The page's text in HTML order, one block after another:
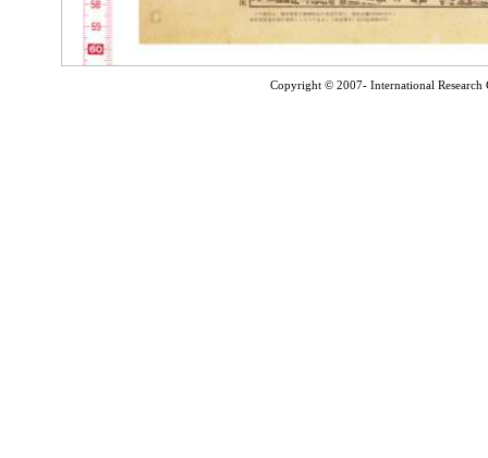
Copyright © 2007- International Research